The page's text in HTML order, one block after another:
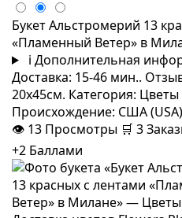
Букет Альстромерий 13
«Пламенный Ветер» в
i Дополнительная
Доставка: 15-46 мин..
20x45см. Категория: Цветы
Происхождение: США (USA)
👁 13 Просмотры 🛒 3
+2 Баллами